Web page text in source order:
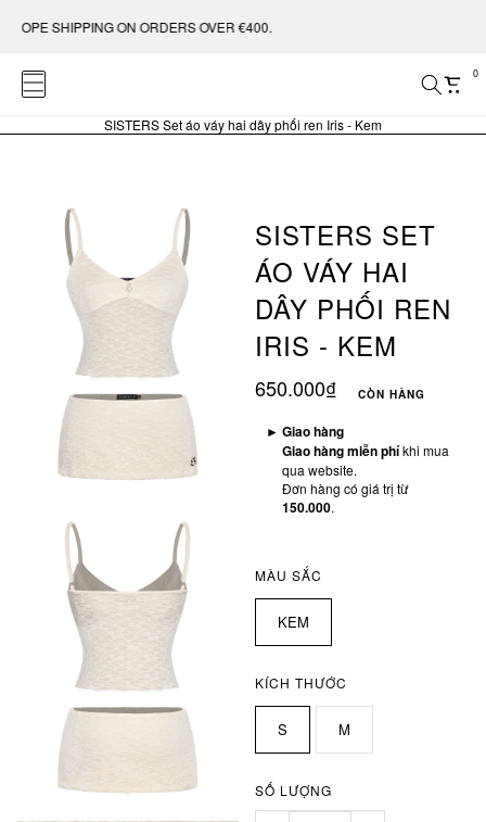
SHIPPING ON ORDERS OVER €400.
0
SISTERS Set áo váy hai dây phối ren Iris - Kem
SISTERS SET
ÁO VÁY HAI
DÂY PHỐI REN
IRIS - KEM
650.000₫ CÒN HÀNG
► Giao hàng
Giao hàng miễn phíkhi mua
qua website.
Đơn hàng có giá trị từ
150.000.
MÀU SẮC
KEM
KÍCH THƯỚC
S M
SỐ LƯỢNG